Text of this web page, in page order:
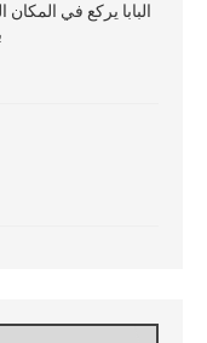
البابا يركع في المكان